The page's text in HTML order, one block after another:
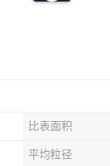
比表面积
平均粒径